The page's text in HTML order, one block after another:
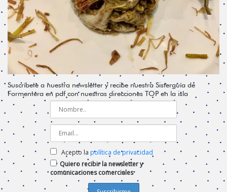
Suscríbete a nuestra newsletter y recibe nuestra Sisterguía de
Formentera en pdf con nuestras direcciones TOP en la isla
Acepto la política de privacidad
Quiero recibir la newsletter y
comunicaciones comerciales